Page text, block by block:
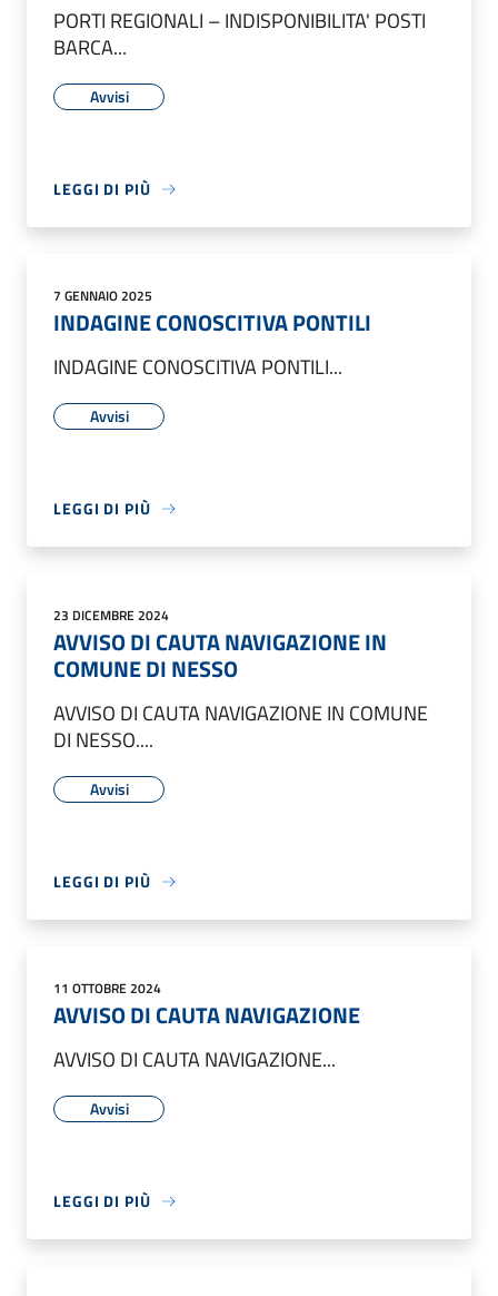
PORTI REGIONALI – INDISPONIBILITA' POSTI
BARCA...
Avvisi
LEGGI DI PIÙ
7 GENNAIO 2025
INDAGINE CONOSCITIVA PONTILI
INDAGINE CONOSCITIVA PONTILI...
Avvisi
LEGGI DI PIÙ
23 DICEMBRE 2024
AVVISO DI CAUTA NAVIGAZIONE IN
COMUNE DI NESSO
AVVISO DI CAUTA NAVIGAZIONE IN COMUNE
DI NESSO....
Avvisi
LEGGI DI PIÙ
11 OTTOBRE 2024
AVVISO DI CAUTA NAVIGAZIONE
AVVISO DI CAUTA NAVIGAZIONE...
Avvisi
LEGGI DI PIÙ